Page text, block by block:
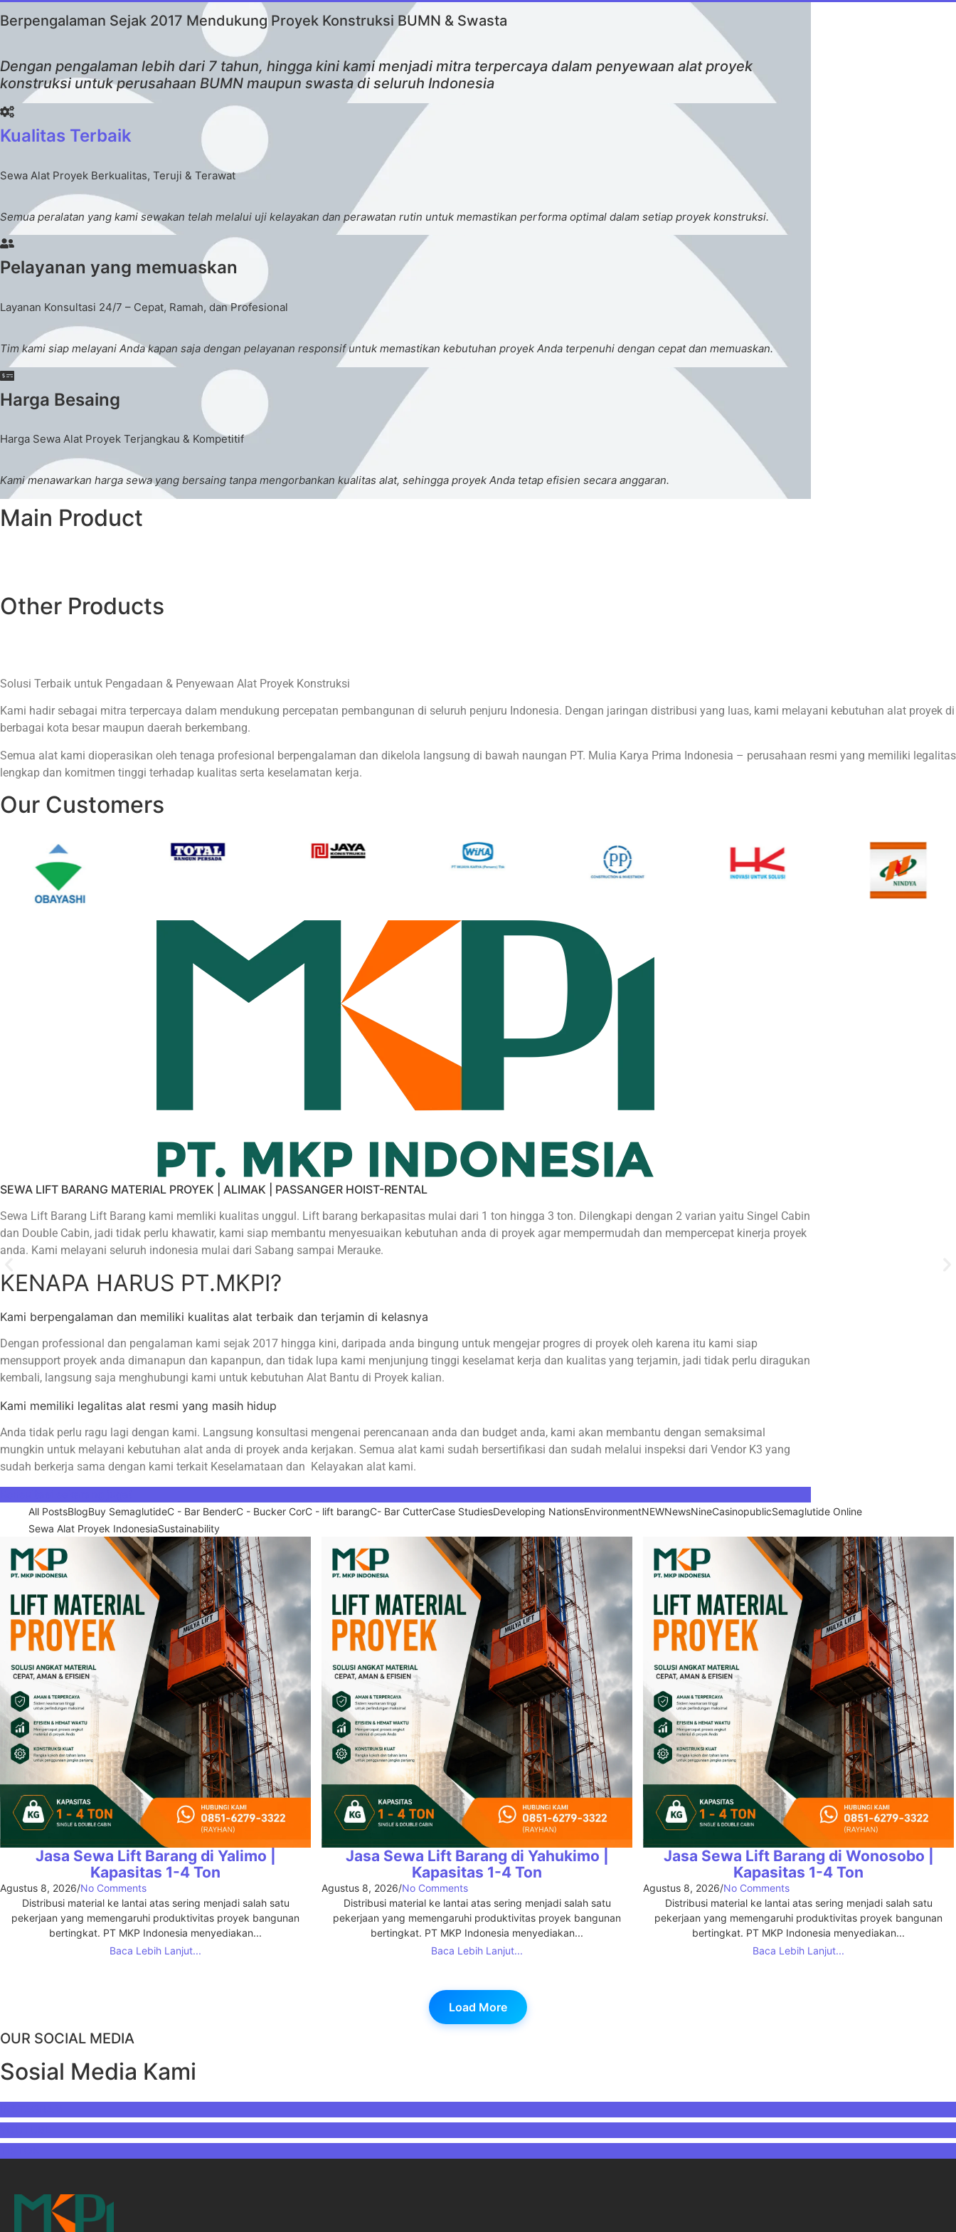
Berpengalaman Sejak 2017 Mendukung Proyek Konstruksi BUMN & Swasta
Dengan pengalaman lebih dari 7 tahun, hingga kini kami menjadi mitra terpercaya dalam penyewaan alat proyek
konstruksi untuk perusahaan BUMN maupun swasta di seluruh Indonesia
Kualitas Terbaik
Sewa Alat Proyek Berkualitas, Teruji & Terawat
Semua peralatan yang kami sewakan telah melalui uji kelayakan dan perawatan rutin untuk memastikan performa optimal dalam setiap proyek konstruksi.
Pelayanan yang memuaskan
Layanan Konsultasi 24/7 – Cepat, Ramah, dan Profesional
Tim kami siap melayani Anda kapan saja dengan pelayanan responsif untuk memastikan kebutuhan proyek Anda terpenuhi dengan cepat dan memuaskan.
Harga Besaing
Harga Sewa Alat Proyek Terjangkau & Kompetitif
Kami menawarkan harga sewa yang bersaing tanpa mengorbankan kualitas alat, sehingga proyek Anda tetap efisien secara anggaran.
Main Product
Other Products
Solusi Terbaik untuk Pengadaan & Penyewaan Alat Proyek Konstruksi
Kami hadir sebagai mitra terpercaya dalam mendukung percepatan pembangunan di seluruh penjuru Indonesia. Dengan jaringan distribusi yang luas, kami melayani kebutuhan alat proyek di
berbagai kota besar maupun daerah berkembang.
Semua alat kami dioperasikan oleh tenaga profesional berpengalaman dan dikelola langsung di bawah naungan PT. Mulia Karya Prima Indonesia – perusahaan resmi yang memiliki legalitas
lengkap dan komitmen tinggi terhadap kualitas serta keselamatan kerja.
Our Customers
SEWA LIFT BARANG MATERIAL PROYEK | ALIMAK | PASSANGER HOIST-RENTAL
Sewa Lift Barang Lift Barang kami memliki kualitas unggul. Lift barang berkapasitas mulai dari 1 ton hingga 3 ton. Dilengkapi dengan 2 varian yaitu Singel Cabin
dan Double Cabin, jadi tidak perlu khawatir, kami siap membantu menyesuaikan kebutuhan anda di proyek agar mempermudah dan mempercepat kinerja proyek
anda. Kami melayani seluruh indonesia mulai dari Sabang sampai Merauke.
KENAPA HARUS PT.MKPI?
Kami berpengalaman dan memiliki kualitas alat terbaik dan terjamin di kelasnya
Dengan professional dan pengalaman kami sejak 2017 hingga kini, daripada anda bingung untuk mengejar progres di proyek oleh karena itu kami siap
mensupport proyek anda dimanapun dan kapanpun, dan tidak lupa kami menjunjung tinggi keselamat kerja dan kualitas yang terjamin, jadi tidak perlu diragukan
kembali, langsung saja menghubungi kami untuk kebutuhan Alat Bantu di Proyek kalian.
Kami memiliki legalitas alat resmi yang masih hidup
Anda tidak perlu ragu lagi dengan kami. Langsung konsultasi mengenai perencanaan anda dan budget anda, kami akan membantu dengan semaksimal
mungkin untuk melayani kebutuhan alat anda di proyek anda kerjakan. Semua alat kami sudah bersertifikasi dan sudah melalui inspeksi dari Vendor K3 yang
sudah berkerja sama dengan kami terkait Keselamataan dan Kelayakan alat kami.
All PostsBlogBuy SemaglutideC - Bar BenderC - Bucker CorC - lift barangC- Bar CutterCase StudiesDeveloping NationsEnvironmentNEWNewsNineCasinopublicSemaglutide Online
Sewa Alat Proyek IndonesiaSustainability
Jasa Sewa Lift Barang di Yalimo |
Kapasitas 1-4 Ton
Agustus 8, 2026/No Comments
Distribusi material ke lantai atas sering menjadi salah satu
pekerjaan yang memengaruhi produktivitas proyek bangunan
bertingkat. PT MKP Indonesia menyediakan...
Baca Lebih Lanjut...
Jasa Sewa Lift Barang di Yahukimo |
Kapasitas 1-4 Ton
Agustus 8, 2026/No Comments
Distribusi material ke lantai atas sering menjadi salah satu
pekerjaan yang memengaruhi produktivitas proyek bangunan
bertingkat. PT MKP Indonesia menyediakan...
Baca Lebih Lanjut...
Jasa Sewa Lift Barang di Wonosobo |
Kapasitas 1-4 Ton
Agustus 8, 2026/No Comments
Distribusi material ke lantai atas sering menjadi salah satu
pekerjaan yang memengaruhi produktivitas proyek bangunan
bertingkat. PT MKP Indonesia menyediakan...
Baca Lebih Lanjut...
Load More
OUR SOCIAL MEDIA
Sosial Media Kami